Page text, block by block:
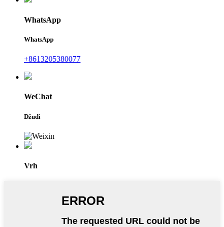
WhatsApp
WhatsApp
+8613205380077
WeChat
Džudi
Vrh